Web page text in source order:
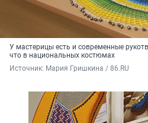
У мастерицы есть и современные
что в национальных костюмах
Источник: Мария Гришкина / 86.RU